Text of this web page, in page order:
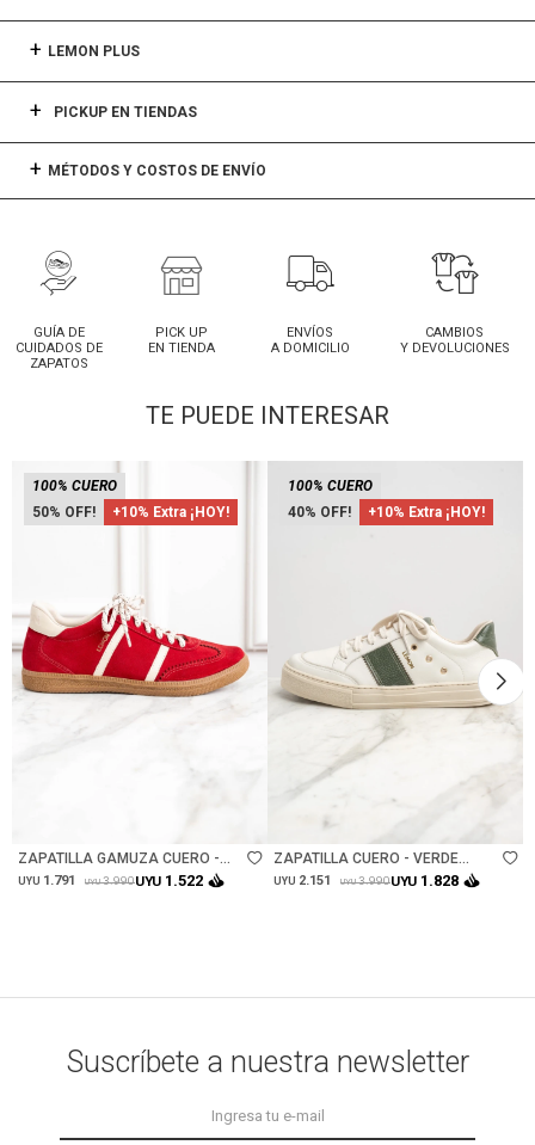
LEMON PLUS
PICKUP EN TIENDAS
MÉTODOS Y COSTOS DE ENVÍO
GUÍA DE
CUIDADOS DE
ZAPATOS
PICK UP
EN TIENDA
ENVÍOS
A DOMICILIO
CAMBIOS
Y DEVOLUCIONES
TE PUEDE INTERESAR
50 +10% Extra ¡HOY!
100% CUERO
ZAPATILLA GAMUZA CUERO -
ROJO
UYU 1.791 UYU 3.990UYU 1.522
40 +10% Extra ¡HOY!
100% CUERO
ZAPATILLA CUERO - VERDE
INGLES
UYU 2.151 UYU 3.990UYU 1.828
Suscríbete a nuestra newsletter